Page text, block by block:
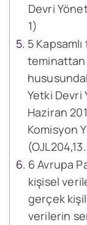
Devri
1)
5
teminattan
Yetki
Haziran
Komisyon
6 Avrupa
kişisel
gerçek
verilerin